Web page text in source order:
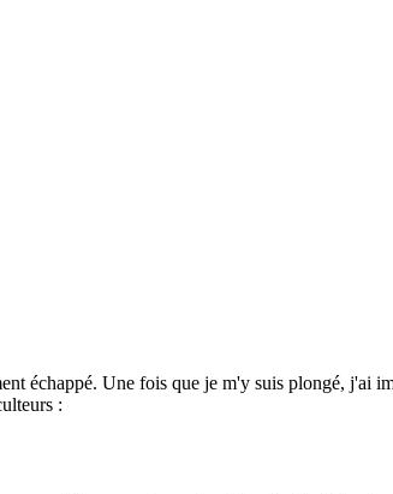
échappé. Une fois que je m'y suis plongé, j'ai
: